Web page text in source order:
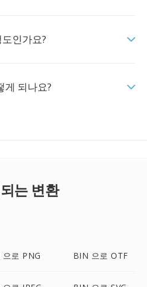
인가요?
게 되나요?
는 변환
로 PNG BIN 으로 OTF